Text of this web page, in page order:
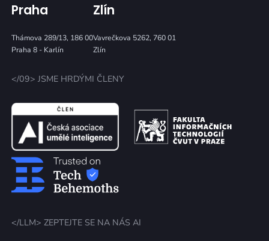
Praha
Thámova 289/13, 186 00
Praha 8 - Karlín
Zlín
Vavrečkova 5262, 760 01
Zlín
</09> JSME HRDÝMI ČLENY
</LLM> ZEPTEJTE SE NA NÁS AI